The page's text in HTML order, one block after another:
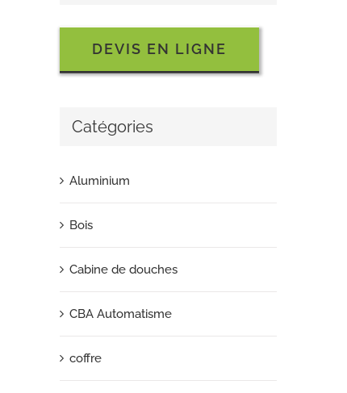
DEVIS EN LIGNE
Catégories
Aluminium
Bois
Cabine de douches
CBA Automatisme
coffre